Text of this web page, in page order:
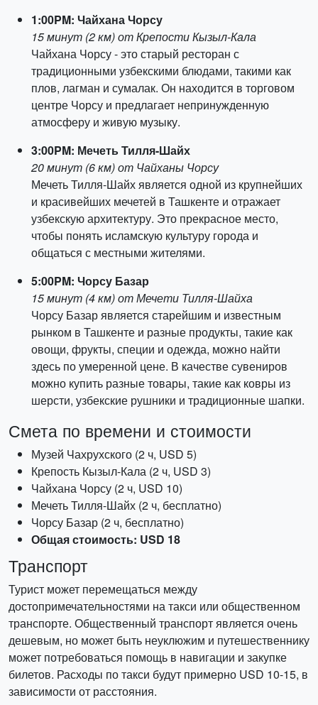
1:00PM: Чайхана Чорсу
15 минут (2 км) от Крепости Кызыл-Кала
Чайхана Чорсу - это старый ресторан с
традиционными узбекскими блюдами, такими как
плов, лагман и сумалак. Он находится в торговом
центре Чорсу и предлагает непринужденную
атмосферу и живую музыку.
3:00PM: Мечеть Тилля-Шайх
20 минут (6 км) от Чайханы Чорсу
Мечеть Тилля-Шайх является одной из крупнейших
и красивейших мечетей в Ташкенте и отражает
узбекскую архитектуру. Это прекрасное место,
чтобы понять исламскую культуру города и
общаться с местными жителями.
5:00PM: Чорсу Базар
15 минут (4 км) от Мечети Тилля-Шайха
Чорсу Базар является старейшим и известным
рынком в Ташкенте и разные продукты, такие как
овощи, фрукты, специи и одежда, можно найти
здесь по умеренной цене. В качестве сувениров
можно купить разные товары, такие как ковры из
шерсти, узбекские рушники и традиционные шапки.
Смета по времени и стоимости
Музей Чахрухского (2 ч, USD 5)
Крепость Кызыл-Кала (2 ч, USD 3)
Чайхана Чорсу (2 ч, USD 10)
Мечеть Тилля-Шайх (2 ч, бесплатно)
Чорсу Базар (2 ч, бесплатно)
Общая стоимость: USD 18
Транспорт
Турист может перемещаться между
достопримечательностями на такси или общественном
транспорте. Общественный транспорт является очень
дешевым, но может быть неуклюжим и путешественнику
может потребоваться помощь в навигации и закупке
билетов. Расходы по такси будут примерно USD 10-15, в
зависимости от расстояния.